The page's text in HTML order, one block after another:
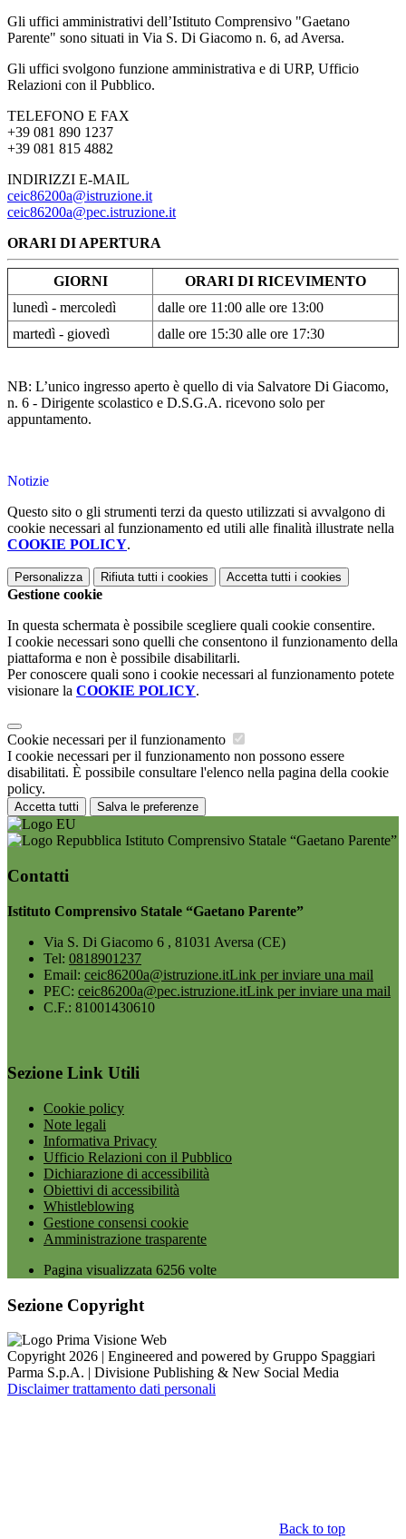
Gli uffici amministrativi dell’Istituto Comprensivo "Gaetano
Parente" sono situati in Via S. Di Giacomo n. 6, ad Aversa.
Gli uffici svolgono funzione amministrativa e di URP, Ufficio
Relazioni con il Pubblico.
TELEFONO E FAX
+39 081 890 1237
+39 081 815 4882
INDIRIZZI E-MAIL
ceic86200a@istruzione.it
ceic86200a@pec.istruzione.it
ORARI DI APERTURA
GIORNI
ORARI DI RICEVIMENTO
lunedì - mercoledì
dalle ore 11:00 alle ore 13:00
martedì - giovedì
dalle ore 15:30 alle ore 17:30
NB: L’unico ingresso aperto è quello di via Salvatore Di Giacomo,
n. 6 - Dirigente scolastico e D.S.G.A. ricevono solo per
appuntamento.
Notizie
Questo sito o gli strumenti terzi da questo utilizzati si avvalgono di
cookie necessari al funzionamento ed utili alle finalità illustrate nella
COOKIE POLICY.
Personalizza Rifiuta tutti i cookies Accetta tutti i cookies
Gestione cookie
In questa schermata è possibile scegliere quali cookie consentire.
I cookie necessari sono quelli che consentono il funzionamento della
piattaforma e non è possibile disabilitarli.
Per conoscere quali sono i cookie necessari al funzionamento potete
visionare la COOKIE POLICY.
Cookie necessari per il funzionamento
I cookie necessari per il funzionamento non possono essere
disabilitati. È possibile consultare l'elenco nella pagina della cookie
policy.
Accetta tutti Salva le preferenze
Istituto Comprensivo Statale “Gaetano Parente”
Contatti
Istituto Comprensivo Statale “Gaetano Parente”
Via S. Di Giacomo 6 , 81031 Aversa (CE)
Tel: 0818901237
Email: ceic86200a@istruzione.itLink per inviare una mail
PEC: ceic86200a@pec.istruzione.itLink per inviare una mail
C.F.: 81001430610
Sezione Link Utili
Cookie policy
Note legali
Informativa Privacy
Ufficio Relazioni con il Pubblico
Dichiarazione di accessibilità
Obiettivi di accessibilità
Whistleblowing
Gestione consensi cookie
Amministrazione trasparente
Pagina visualizzata 6256 volte
Sezione Copyright
Copyright 2026 | Engineered and powered by Gruppo Spaggiari
Parma S.p.A. | Divisione Publishing & New Social Media
Disclaimer trattamento dati personali
Back to top